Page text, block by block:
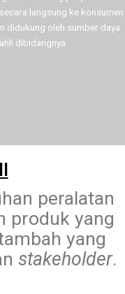
langsung ke konsumen
didukung oleh sumber daya
dibidangnya.
peralatan
produk yang
yang
stakeholder.